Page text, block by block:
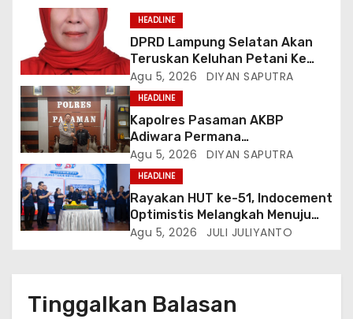
HEADLINE
DPRD Lampung Selatan Akan
Teruskan Keluhan Petani Ke
Dinas Terkait, Minta Audit
Penyaluran Pupuk Bersubsidi Di
Desa Budi Lestari
Agu 5, 2026 DIYAN SAPUTRA
HEADLINE
Kapolres Pasaman AKBP
Adiwara Permana
Anggawisastra S.I.K. Sambut
Kedatangan Kepala Cakrawala
Tv Sumatera Barat
Agu 5, 2026 DIYAN SAPUTRA
HEADLINE
Rayakan HUT ke-51, Indocement
Optimistis Melangkah Menuju
Masa Depan Lebih Hijau
Agu 5, 2026 JULI JULIYANTO
Tinggalkan Balasan